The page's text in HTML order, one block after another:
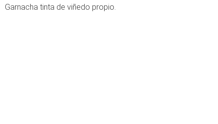
Garnacha tinta de viñedo propio.